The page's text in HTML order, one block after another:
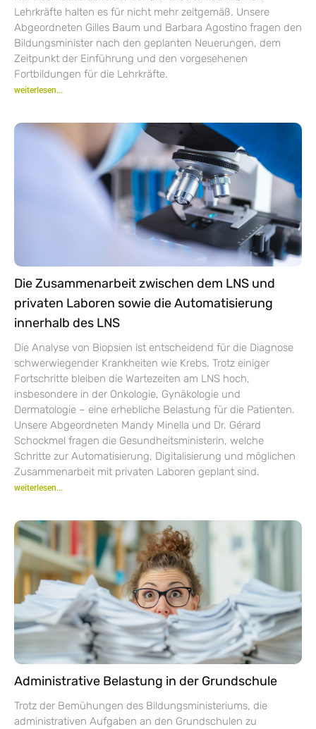
Lehrkräfte halten es für nicht mehr zeitgemäß. Unsere
Abgeordneten Gilles Baum und Barbara Agostino fragen den
Bildungsminister nach den geplanten Neuerungen, dem
Zeitpunkt der Einführung und den vorgesehenen
Fortbildungen für die Lehrkräfte.
weiterlesen...
Die Zusammenarbeit zwischen dem LNS und
privaten Laboren sowie die Automatisierung
innerhalb des LNS
Die Analyse von Biopsien ist entscheidend für die Diagnose
schwerwiegender Krankheiten wie Krebs. Trotz einiger
Fortschritte bleiben die Wartezeiten am LNS hoch,
insbesondere in der Onkologie, Gynäkologie und
Dermatologie – eine erhebliche Belastung für die Patienten.
Unsere Abgeordneten Mandy Minella und Dr. Gérard
Schockmel fragen die Gesundheitsministerin, welche
Schritte zur Automatisierung, Digitalisierung und möglichen
Zusammenarbeit mit privaten Laboren geplant sind.
weiterlesen...
Administrative Belastung in der Grundschule
Trotz der Bemühungen des Bildungsministeriums, die
administrativen Aufgaben an den Grundschulen zu